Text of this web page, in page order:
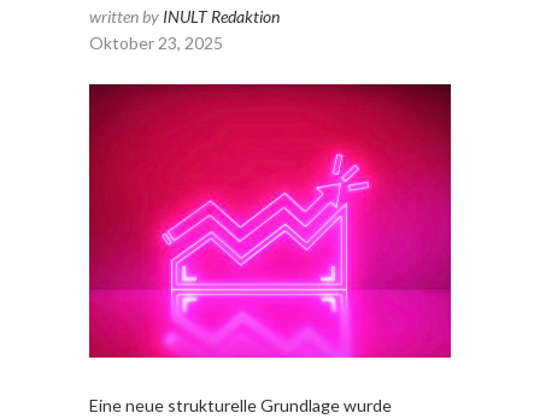
written by INULT Redaktion
Oktober 23, 2025
Eine neue strukturelle Grundlage wurde